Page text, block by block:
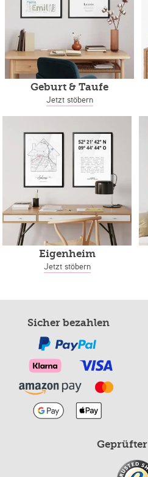
Geburt & Taufe
Jetzt stöbern
Eigenheim
Jetzt stöbern
Sicher bezahlen